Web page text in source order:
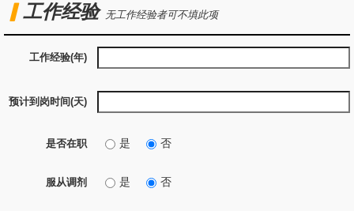
工作经验 无工作经验者可不填此项
工作经验(年)
预计到岗时间(天)
是否在职 是 否
服从调剂 是 否